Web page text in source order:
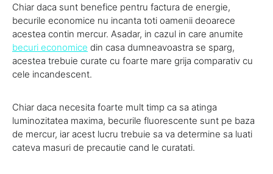
Chiar daca sunt benefice pentru factura de energie,
becurile economice nu incanta toti oamenii deoarece
acestea contin mercur. Asadar, in cazul in care anumite
becuri economice din casa dumneavoastra se sparg,
acestea trebuie curate cu foarte mare grija comparativ cu
cele incandescent.
Chiar daca necesita foarte mult timp ca sa atinga
luminozitatea maxima, becurile fluorescente sunt pe baza
de mercur, iar acest lucru trebuie sa va determine sa luati
cateva masuri de precautie cand le curatati.